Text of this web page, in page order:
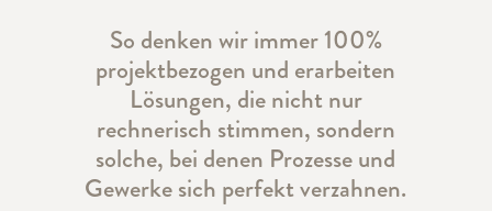
So denken wir immer 100%
projektbezogen und erarbeiten
Lösungen, die nicht nur
rechnerisch stimmen, sondern
solche, bei denen Prozesse und
Gewerke sich perfekt verzahnen.